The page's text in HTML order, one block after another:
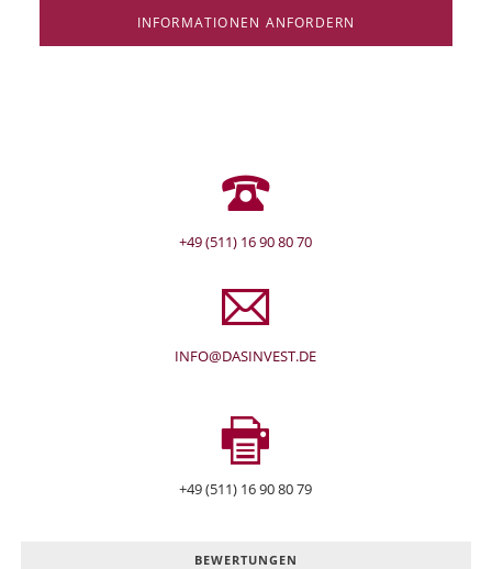
INFORMATIONEN ANFORDERN
+49 (511) 16 90 80 70
INFO@DASINVEST.DE
+49 (511) 16 90 80 79
BEWERTUNGEN